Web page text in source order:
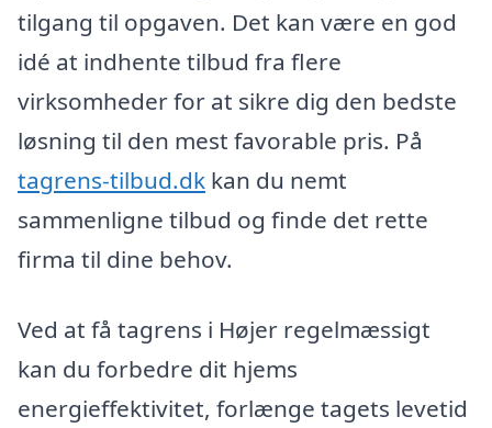
tilgang til opgaven. Det kan være en god
idé at indhente tilbud fra flere
virksomheder for at sikre dig den bedste
løsning til den mest favorable pris. På
tagrens-tilbud.dk kan du nemt
sammenligne tilbud og finde det rette
firma til dine behov.
Ved at få tagrens i Højer regelmæssigt
kan du forbedre dit hjems
energieffektivitet, forlænge tagets levetid